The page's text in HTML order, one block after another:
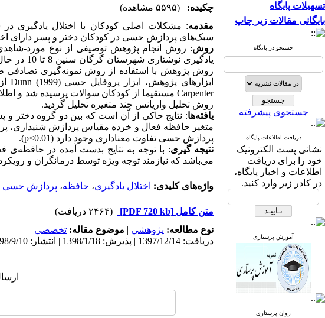
تسهیلات پایگاه
بایگانی مقالات زیر چاپ
جستجو در پایگاه
جستجوی پیشرفته
دریافت اطلاعات پایگاه
نشانی پست الکترونیک
خود را برای دریافت
اطلاعات و اخبار پایگاه،
در کادر زیر وارد کنید.
آموزش پرستاری
روان پرستاری
چکیده:
(۵۵۹۵ مشاهده)
مقدمه: مشکلات اصلی کودکان با اختلال یادگیری
‌سبک‌های پردازش حسی در کودکان دختر و پسر دارای
روش: روش انجام پژوهش توصیفی از نوع مورد-
روش پژوهش با استفاده از روش نمونهگیری تصادفی
ابزارهای پژوهش، ابزار پروفایل حسیDunn (1999)
Carpenter مستقیما از کودکان سوالات پرسیده شد و
روش تحلیل واریانس چند متغیره تحلیل گردید.
یافته‌ها: نتایج حاکی از آن است که بین دو گروه دختر و
متغیر حافظه‌ فعال و خرده مقیاس پردازش شنیداری،
پردازش حسی تفاوت معناداری وجود دارد (p<0.01
).
نتیجه گیری: با توجه به نتایج بدست آمده در
می‌باشد که نیازمند توجه ویژه توسط درمانگران و
واژه‌های کلیدی: اختلال یادگیری، حافظه، پردازش حسی
متن کامل [PDF 720 kb]
(۲۴۶۴ دریافت)
نوع مطالعه: پژوهشي | موضوع مقاله: تخصصي
دریافت: 1397/12/14 | پذیرش: 1398/1/18 | انتشار: 1398/9/10